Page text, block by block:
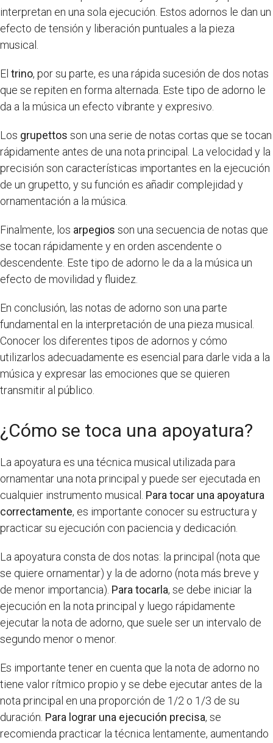
interpretan en una sola ejecución. Estos adornos le dan un
efecto de tensión y liberación puntuales a la pieza
musical.
El trino, por su parte, es una rápida sucesión de dos notas
que se repiten en forma alternada. Este tipo de adorno le
da a la música un efecto vibrante y expresivo.
Los grupettos son una serie de notas cortas que se tocan
rápidamente antes de una nota principal. La velocidad y la
precisión son características importantes en la ejecución
de un grupetto, y su función es añadir complejidad y
ornamentación a la música.
Finalmente, los arpegios son una secuencia de notas que
se tocan rápidamente y en orden ascendente o
descendente. Este tipo de adorno le da a la música un
efecto de movilidad y fluidez.
En conclusión, las notas de adorno son una parte
fundamental en la interpretación de una pieza musical.
Conocer los diferentes tipos de adornos y cómo
utilizarlos adecuadamente es esencial para darle vida a la
música y expresar las emociones que se quieren
transmitir al público.
¿Cómo se toca una apoyatura?
La apoyatura es una técnica musical utilizada para
ornamentar una nota principal y puede ser ejecutada en
cualquier instrumento musical. Para tocar una apoyatura
correctamente, es importante conocer su estructura y
practicar su ejecución con paciencia y dedicación.
La apoyatura consta de dos notas: la principal (nota que
se quiere ornamentar) y la de adorno (nota más breve y
de menor importancia). Para tocarla, se debe iniciar la
ejecución en la nota principal y luego rápidamente
ejecutar la nota de adorno, que suele ser un intervalo de
segundo menor o menor.
Es importante tener en cuenta que la nota de adorno no
tiene valor rítmico propio y se debe ejecutar antes de la
nota principal en una proporción de 1/2 o 1/3 de su
duración. Para lograr una ejecución precisa, se
recomienda practicar la técnica lentamente, aumentando